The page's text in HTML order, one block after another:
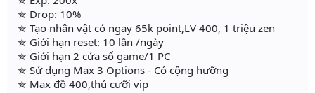
✯ Drop: 10%
✯ Tạo nhân vật có ngay 65k point,LV 400, 1 triệu zen
✯ Giới hạn reset: 10 lần /ngày
✯ Giới hạn 2 cửa sổ game/1 PC
✯ Sử dụng Max 3 Options - Có cộng hưỡng
✯ Max đồ 400,thú cưỡi vip